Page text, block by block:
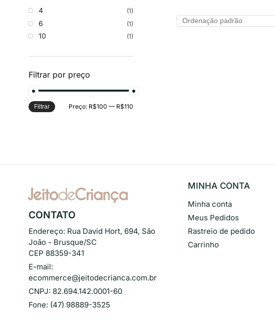
4 (1)
6 (1)
10 (1)
Filtrar por preço
Filtrar Preço: R$100 — R$110
CONTATO
Endereço: Rua David Hort, 694, São
João - Brusque/SC
CEP 88359-341
E-mail:
ecommerce@jeitodecrianca.com.br
CNPJ: 82.694.142.0001-60
Fone: (47) 98889-3525
MINHA CONTA
Minha conta
Meus Pedidos
Rastreio de pedido
Carrinho